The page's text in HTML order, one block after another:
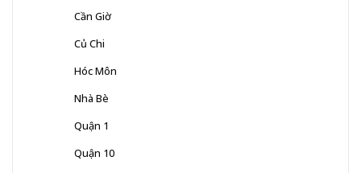
Cần Giờ
Củ Chi
Hóc Môn
Nhà Bè
Quận 1
Quận 10